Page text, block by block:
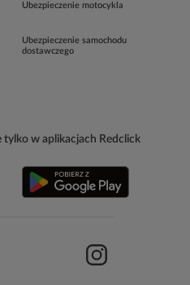
Ubezpieczenie motocykla
Ubezpieczenie samochodu
dostawczego
tylko w aplikacjach Redclick